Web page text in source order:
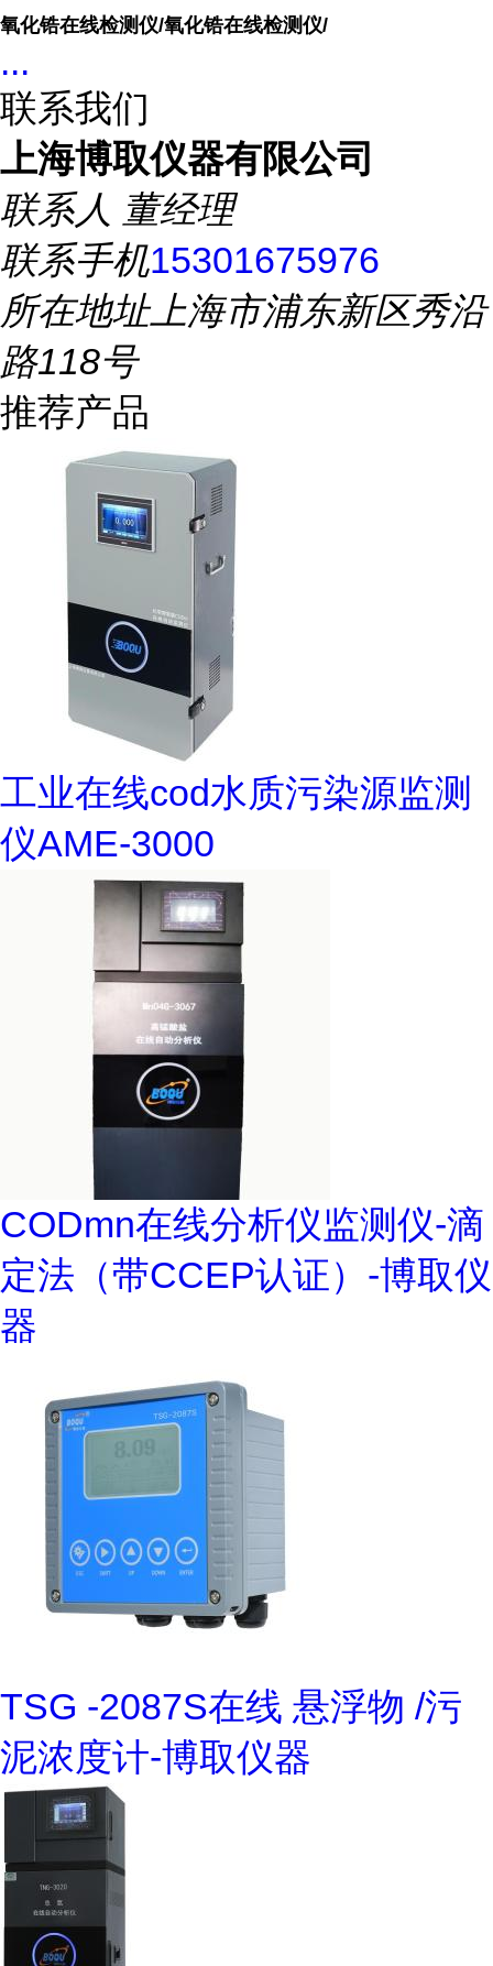
氧化锆在线检测仪/氧化锆在线检测仪/
...
联系我们
上海博取仪器有限公司
联系人 董经理
联系手机15301675976
所在地址上海市浦东新区秀沿
路118号
推荐产品
工业在线cod水质污染源监测
仪AME-3000
CODmn在线分析仪监测仪-滴
定法（带CCEP认证）-博取仪
器
TSG -2087S在线 悬浮物 /污
泥浓度计-博取仪器